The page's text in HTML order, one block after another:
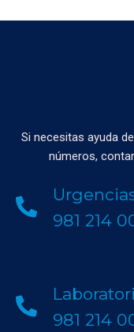
Si necesitas ayuda
números,
981 214
981 214